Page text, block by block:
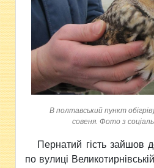
В полтавський пункт
совеня. Фото з
Пернатий гість зайшов
по вулиці